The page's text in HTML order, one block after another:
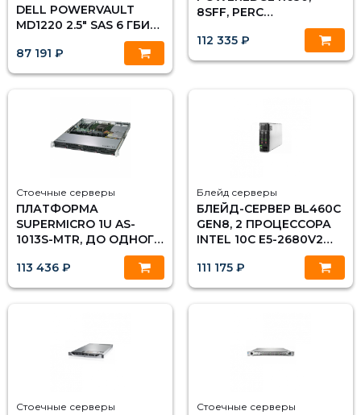
DELL POWERVAULT
MD1220 2.5" SAS 6 ГБИТ/
87 191 ₽
8SFF, PERC
H730MINI/1GB FBWC
112 335 ₽
Стоечные серверы
ПЛАТФОРМА
SUPERMICRO 1U AS-
1013S-MTR, ДО ОДНОГО
ПРОЦЕССОРА AMD
EPYC 7002, DDR4, 4X3.5"
SATA HDD, 2X1GBASE-T
113 436 ₽
Блейд серверы
БЛЕЙД-СЕРВЕР BL460C
GEN8, 2 ПРОЦЕССОРА
INTEL 10C E5-2680V2
2.80GHZ, 128GB DRAM,
P220I/512MB, 2X10GB
554FLB
111 175 ₽
Стоечные серверы Стоечные серверы